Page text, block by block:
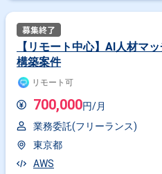
【リモート中心】AI人材マ
構築案件
リモート可
700,000円/月
業務委託(フリーランス)
東京都
AWS